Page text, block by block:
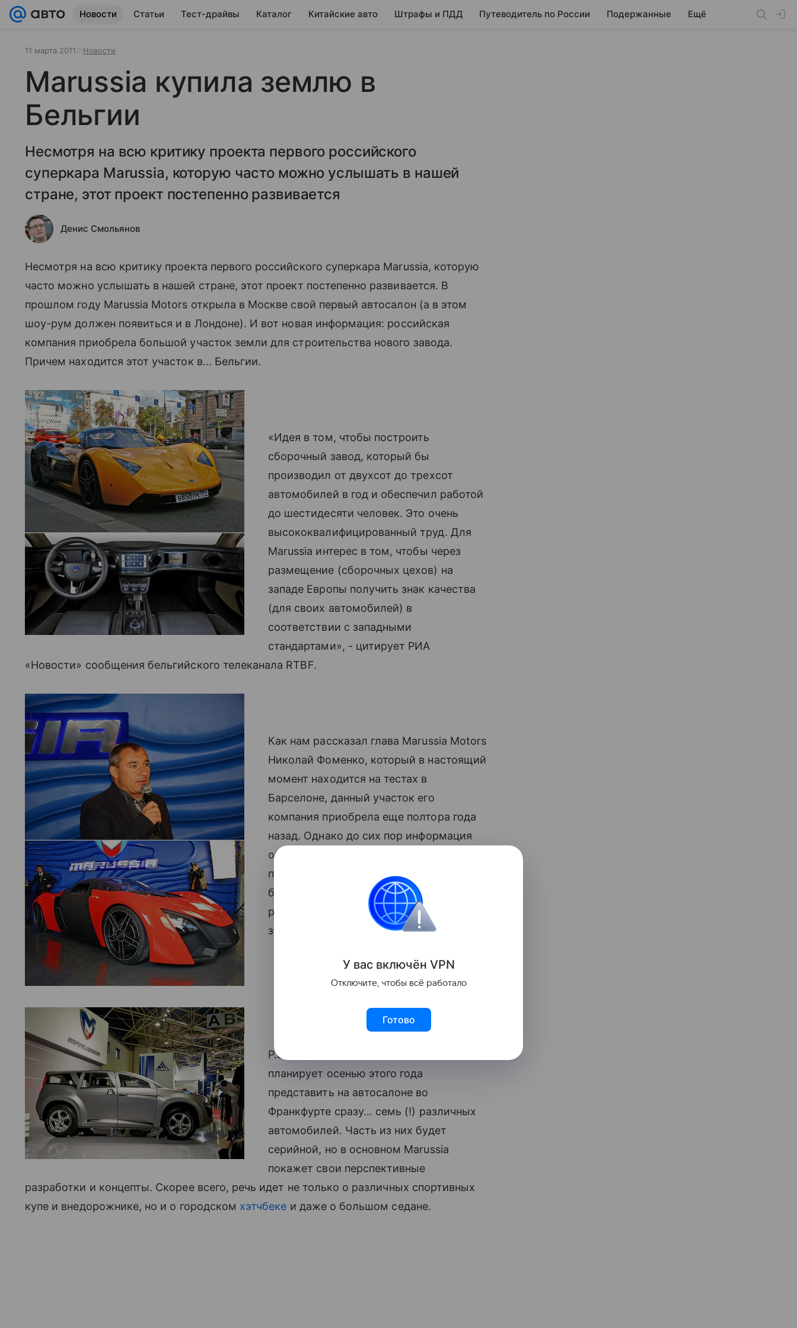
Новости Статьи Тест-драйвы Каталог Китайские авто Штрафы и ПДД Путеводитель по России Подержанные Ещё
11 марта 2011 Новости
Marussia купила землю в
Бельгии
Несмотря на всю критику проекта первого российского
суперкара Marussia, которую часто можно услышать в нашей
стране, этот проект постепенно развивается
Денис Смольянов
Несмотря на всю критику проекта первого российского суперкара Marussia, которую
часто можно услышать в нашей стране, этот проект постепенно развивается. В
прошлом году Marussia Motors открыла в Москве свой первый автосалон (а в этом
шоу-рум должен появиться и в Лондоне). И вот новая информация: российская
компания приобрела большой участок земли для строительства нового завода.
Причем находится этот участок в... Бельгии.
«Идея в том, чтобы построить
сборочный завод, который бы
производил от двухсот до трехсот
автомобилей в год и обеспечил работой
до шестидесяти человек. Это очень
высококвалифицированный труд. Для
Marussia интерес в том, чтобы через
размещение (сборочных цехов) на
западе Европы получить знак качества
(для своих автомобилей) в
соответствии с западными
стандартами», - цитирует РИА
«Новости» сообщения бельгийского телеканала RTBF.
Как нам рассказал глава Marussia Motors
Николай Фоменко, который в настоящий
момент находится на тестах в
Барселоне, данный участок его
компания приобрела еще полтора года
назад. Однако до сих пор информация
об этой покупке не просачивалась в
прессу. «У нас есть этот участок, и мы
будем там строить завод. Проект
развивается в соответствии с планом», -
заявил Николай Фоменко.
P.S. По данным западных СМИ, Marussia
планирует осенью этого года
представить на автосалоне во
Франкфурте сразу... семь (!) различных
автомобилей. Часть из них будет
серийной, но в основном Marussia
покажет свои перспективные
разработки и концепты. Скорее всего, речь идет не только о различных спортивных
купе и внедорожнике, но и о городском хэтчбеке и даже о большом седане.
У вас включён VPN
Отключите, чтобы всё работало
Готово